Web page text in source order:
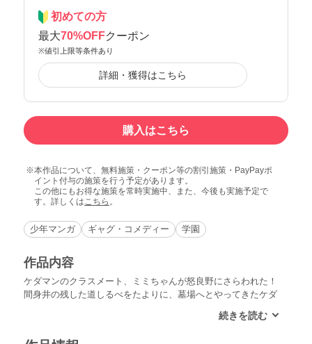
初めての方
最大70%OFFクーポン
※値引上限等条件あり
詳細・獲得はこちら
購入はこちら
本作品について、無料施策・クーポン等の割引施策・PayPayポ
イント付与の施策を行う予定があります。
この他にもお得な施策を常時実施中、また、今後も実施予定で
す。詳しくはこちら 。
少年マンガ ギャグ・コメディー 学園
作品内容
ケダマンのクラスメート、ミミちゃんが怒良野にさらわれた！
間身井の残した道しるべをたよりに、墓場へとやってきたケダ